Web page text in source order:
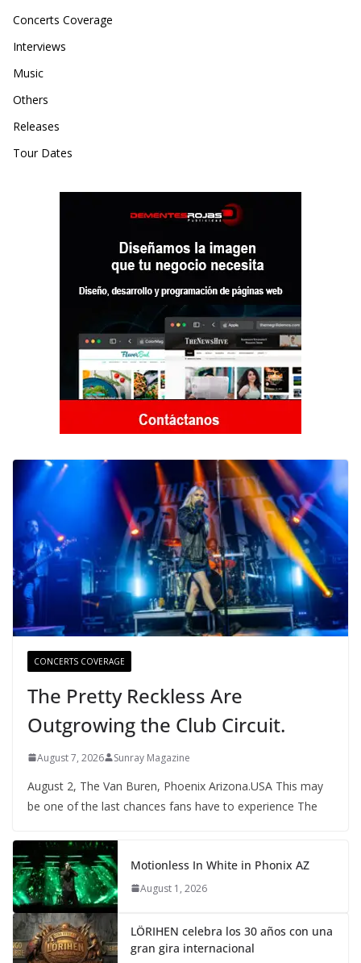
Concerts Coverage
Interviews
Music
Others
Releases
Tour Dates
CONCERTS COVERAGE
The Pretty Reckless Are
Outgrowing the Club Circuit.
August 7, 2026 Sunray Magazine
August 2, The Van Buren, Phoenix Arizona.USA This may
be one of the last chances fans have to experience The
Motionless In White in Phonix AZ
August 1, 2026
LÖRIHEN celebra los 30 años con una
gran gira internacional